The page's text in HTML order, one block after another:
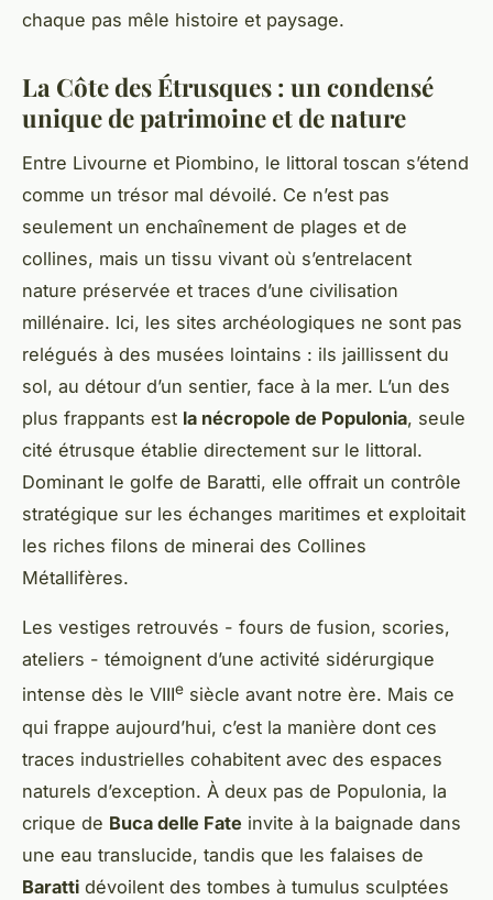
chaque pas mêle histoire et paysage.
La Côte des Étrusques : un condensé
unique de patrimoine et de nature
Entre Livourne et Piombino, le littoral toscan s’étend
comme un trésor mal dévoilé. Ce n’est pas
seulement un enchaînement de plages et de
collines, mais un tissu vivant où s’entrelacent
nature préservée et traces d’une civilisation
millénaire. Ici, les sites archéologiques ne sont pas
relégués à des musées lointains : ils jaillissent du
sol, au détour d’un sentier, face à la mer. L’un des
plus frappants est la nécropole de Populonia, seule
cité étrusque établie directement sur le littoral.
Dominant le golfe de Baratti, elle offrait un contrôle
stratégique sur les échanges maritimes et exploitait
les riches filons de minerai des Collines
Métallifères.
Les vestiges retrouvés - fours de fusion, scories,
ateliers - témoignent d’une activité sidérurgique
intense dès le VIIIe siècle avant notre ère. Mais ce
qui frappe aujourd’hui, c’est la manière dont ces
traces industrielles cohabitent avec des espaces
naturels d’exception. À deux pas de Populonia, la
crique de Buca delle Fate invite à la baignade dans
une eau translucide, tandis que les falaises de
Baratti dévoilent des tombes à tumulus sculptées